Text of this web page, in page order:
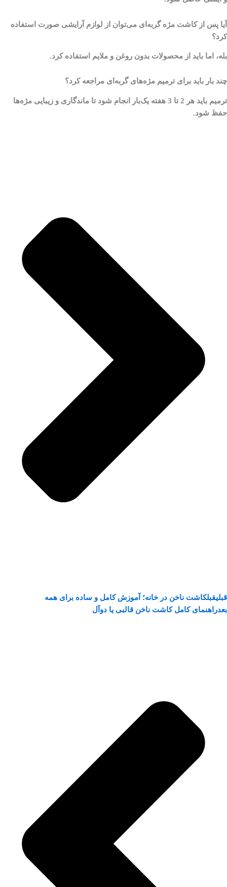
آیا پس از کاشت مژه گربه‌ای می‌توان از لوازم آرایشی صورت استفاده
کرد؟
بله، اما باید از محصولات بدون روغن و ملایم استفاده کرد.
چند بار باید برای ترمیم مژه‌های گربه‌ای مراجعه کرد؟
ترمیم باید هر 2 تا 3 هفته یک‌بار انجام شود تا ماندگاری و زیبایی مژه‌ها
حفظ شود.
قبلیقبلکاشت ناخن در خانه؛ آموزش کامل و ساده برای همه
بعدراهنمای کامل کاشت ناخن قالبی یا دوآل